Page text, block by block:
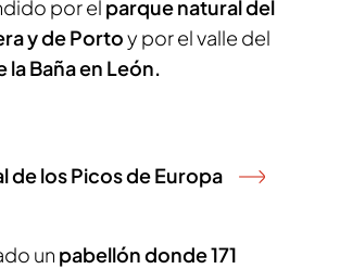
por el parque natural del
y de Portoy por el valle del
Baña en León.
de los Picos de Europa
un pabellón donde 171